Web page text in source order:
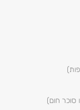
סוכר חום)